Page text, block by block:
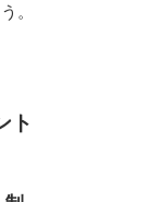
。
ト